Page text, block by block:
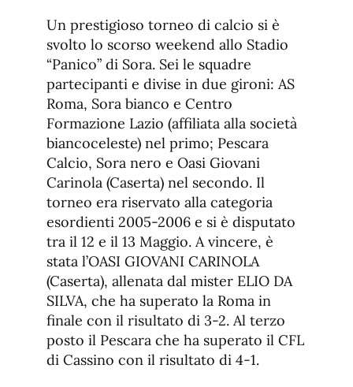
de
fuente
de
fuente.
Un prestigioso torneo di calcio si è
svolto lo scorso weekend allo Stadio
“Panico” di Sora. Sei le squadre
partecipanti e divise in due gironi: AS
Roma, Sora bianco e Centro
Formazione Lazio (affiliata alla società
biancoceleste) nel primo; Pescara
Calcio, Sora nero e Oasi Giovani
Carinola (Caserta) nel secondo. Il
torneo era riservato alla categoria
esordienti 2005-2006 e si è disputato
tra il 12 e il 13 Maggio. A vincere, è
stata l’OASI GIOVANI CARINOLA
(Caserta), allenata dal mister ELIO DA
SILVA, che ha superato la Roma in
finale con il risultato di 3-2. Al terzo
posto il Pescara che ha superato il CFL
di Cassino con il risultato di 4-1.